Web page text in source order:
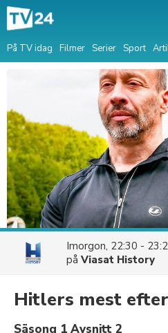
På TV idag Filmer Serier Sport
Imorgon, 22:30 -
på Viasat History
Hitlers mest
Säsong 1 Avsnitt 2